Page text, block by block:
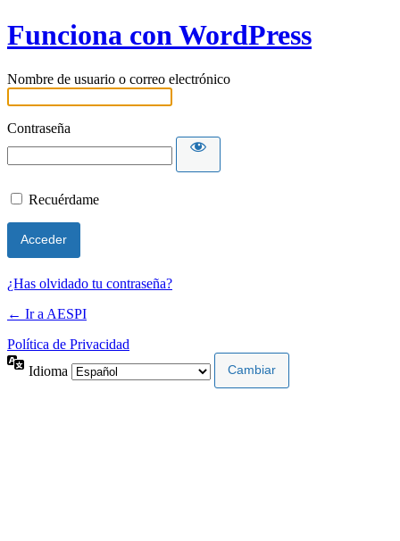
Funciona con WordPress
Nombre de usuario o correo electrónico
Contraseña
Recuérdame
¿Has olvidado tu contraseña?
← Ir a AESPI
Política de Privacidad
Idioma